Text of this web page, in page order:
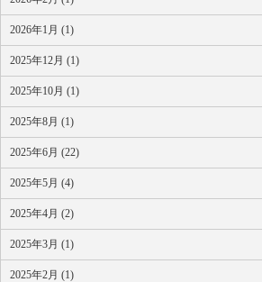
2026年1月 (1)
2025年12月 (1)
2025年10月 (1)
2025年8月 (1)
2025年6月 (22)
2025年5月 (4)
2025年4月 (2)
2025年3月 (1)
2025年2月 (1)